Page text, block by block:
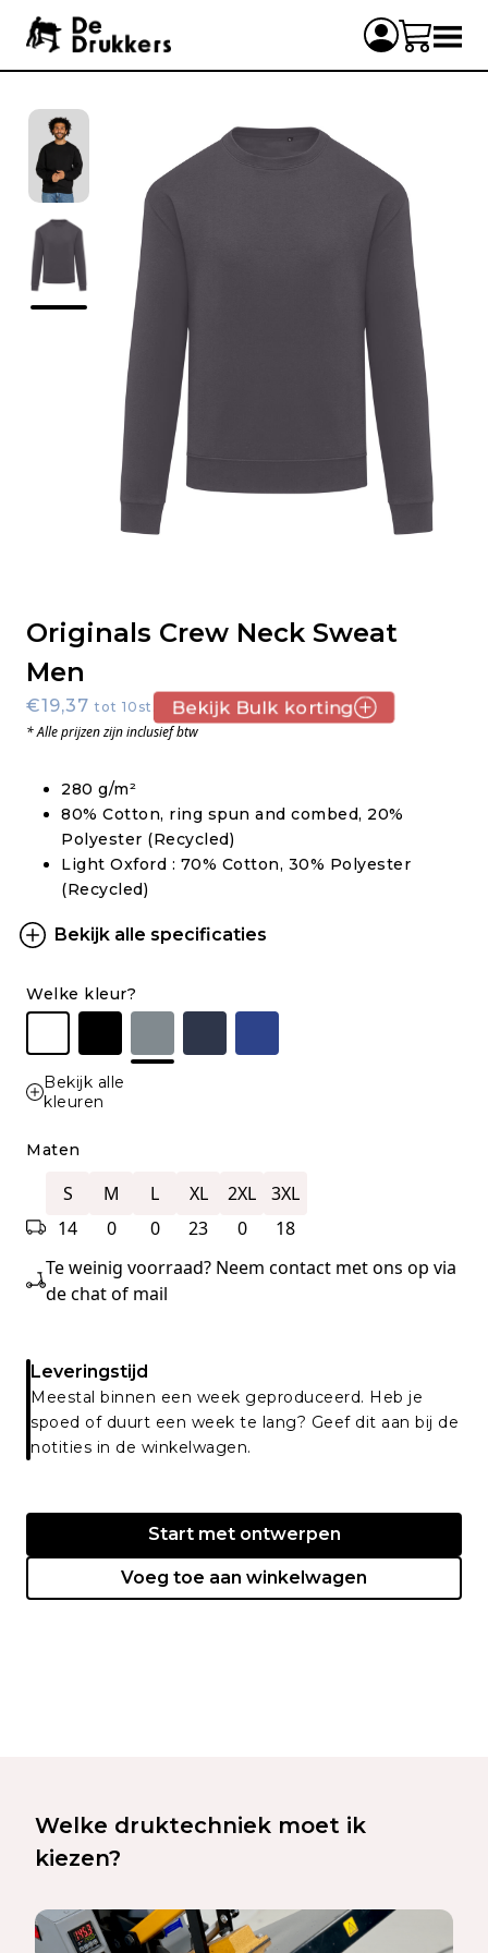
Originals Crew Neck Sweat
Men
€19,37tot 10st. Bekijk Bulk korting
* Alle prijzen zijn inclusief btw
280 g/m²
80% Cotton, ring spun and combed, 20%
Polyester (Recycled)
Light Oxford : 70% Cotton, 30% Polyester
(Recycled)
Bekijk alle specificaties
Welke kleur?
Bekijk alle
kleuren
Maten
S
14
M
0
L
0
XL
23
2XL
0
3XL
18
Te weinig voorraad? Neem contact met ons op via
de chat of mail
Leveringstijd
Meestal binnen een week geproduceerd. Heb je
spoed of duurt een week te lang? Geef dit aan bij de
notities in de winkelwagen.
Start met ontwerpen
Voeg toe aan winkelwagen
Welke druktechniek moet ik
kiezen?